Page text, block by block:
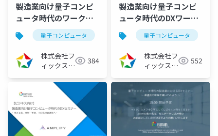
製造業向け量子コンピ
ュータ時代のワークシ
ョップ型DXセミナー ～
生産計画最適化の中身
を覗いてみよう～
（2022/07/20）
量子コンピュータ fixstarsamplifyシリーズ
株式会社フ
ィックスタ
384
製造業向け量子コンピ
ュータ時代のDXワーク
ショップ ～シフト最適
化の中身を覗いてみよ
う～（2022/06/29）
量子コンピュータ
株式会社フ
ィックスタ
552